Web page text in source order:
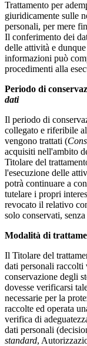
Trattamento per
giuridicamente sulle
personali, per mere
Il conferimento dei
delle attività e
informazioni può
procedimenti alla
Periodo di
dati
Il periodo di
collegato e riferibile
vengono trattati (
acquisiti nell'ambito
Titolare del
l'esecuzione delle
potrà continuare a
tutelare i propri
revocato il relativo
solo conservati,
Modalità di
Il Titolare del
dati personali raccolti
conservazione degli
dovesse verificarsi
necessarie per la
raccolte ed operata
verifica di
dati personali
standard,